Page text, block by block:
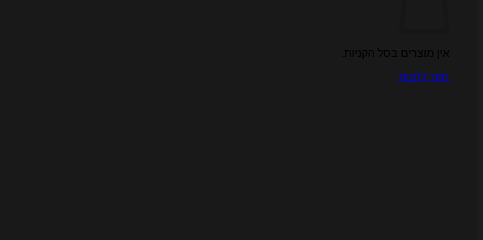
אין מוצרים בסל הקניות.
חזור לחנות